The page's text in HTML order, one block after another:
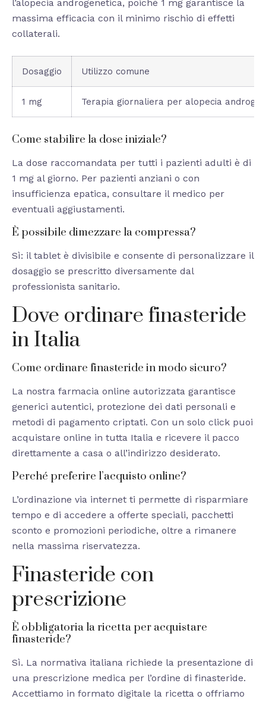
l’alopecia androgenetica, poiché 1 mg garantisce la
massima efficacia con il minimo rischio di effetti
collaterali.
Dosaggio Utilizzo comune
1 mg Terapia giornaliera per alopecia
Come stabilire la dose iniziale?
La dose raccomandata per tutti i pazienti adulti è di
1 mg al giorno. Per pazienti anziani o con
insufficienza epatica, consultare il medico per
eventuali aggiustamenti.
È possibile dimezzare la compressa?
Sì: il tablet è divisibile e consente di personalizzare il
dosaggio se prescritto diversamente dal
professionista sanitario.
Dove ordinare finasteride
in Italia
Come ordinare finasteride in modo sicuro?
La nostra farmacia online autorizzata garantisce
generici autentici, protezione dei dati personali e
metodi di pagamento criptati. Con un solo click puoi
acquistare online in tutta Italia e ricevere il pacco
direttamente a casa o all’indirizzo desiderato.
Perché preferire l’acquisto online?
L’ordinazione via internet ti permette di risparmiare
tempo e di accedere a offerte speciali, pacchetti
sconto e promozioni periodiche, oltre a rimanere
nella massima riservatezza.
Finasteride con
prescrizione
È obbligatoria la ricetta per acquistare
finasteride?
Sì. La normativa italiana richiede la presentazione di
una prescrizione medica per l’ordine di finasteride.
Accettiamo in formato digitale la ricetta o offriamo